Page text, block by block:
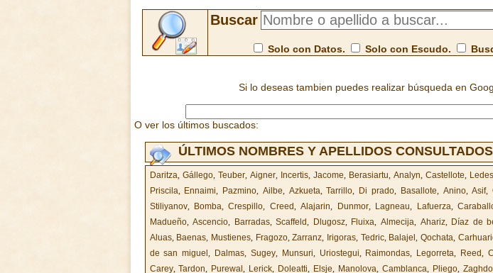
Buscar
Solo con Datos. Solo con Escudo.
Si lo deseas tambien puedes realizar búsqueda en
O ver los últimos buscados:
ÚLTIMOS NOMBRES Y APELLIDOS CONSULTADOS
Daritza, Gállego, Teuber, Aigner, Incertis, Jacome, Berasiartu, Analyn, Castellote,
Priscila, Ennaimi, Pazmino, Ailbe, Azkueta,Tarrillo, Di prado, Basallote, Anino,Asif,
Stiliyanov, Bomba,Crespillo, Creed,Alajarin, Dunmor, Lagneau, Lafuerza,
Madueño,Ascencio, Barradas,Scaffeld, Dlugosz, Fluixa,Almecija, Ahariz, Díaz de
Aluas, Baenas, Mustienes, Fragozo,Zarranz, Irigoras, Tedric, Balajel, Qochata,
de san miguel, Dalmas, Sugey, Munsuri, Uriostegui, Raimondas, Legorreta, Reed,
Carey,Tardon, Purewal, Lerick, Doleatti, Elsje, Manolova, Camblanca, Pliego,